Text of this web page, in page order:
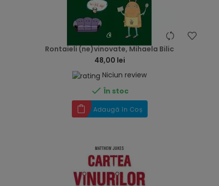
Rontaieli (ne)vinovate, Mihaela Bilic
48,00 lei
Niciun review
 În stoc
Adaugă în Coș